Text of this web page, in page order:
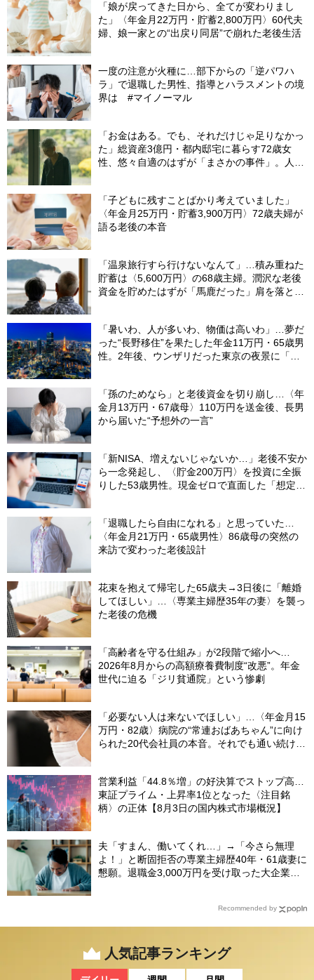
「娘が戻ってきた日から、全てが変わりまし
た」〈年金月22万円・貯蓄2,800万円〉60代夫
婦、娘一家との“出戻り同居”で崩れた老後生活
一度の注意が火種に…部下からの「逆パワハ
ラ」で退職した男性、指導とハラスメントの境
界は #マイノーマル
「お金はある。でも、それだけじゃ足りなかっ
た」総資産3億円・都内邸宅に暮らす72歳女
性、悠々自適のはずが「まさかの事件」。人目
「子どもに残すことばかり考えていました」
〈年金月25万円・貯蓄3,900万円〉72歳夫婦が
語る老後の本音
「温泉旅行すら行けないなんて」…積み重ねた
貯蓄は〈5,600万円〉の68歳主婦。潤沢な老後
資金を貯めたはずが「馬鹿だった」肩を落とす
「暑いわ、人が多いわ、物価は高いわ」…夢だ
った“長野移住”を果たした年金11万円・65歳男
性。2年後、ウンザリだった東京の夜景に「癒
「孫のためなら」と老後資金を切り崩し…〈年
金月13万円・67歳母〉110万円を送金後、長男
から届いた“予想外の一言”
「新NISA、増えないじゃないか…」老後不安か
ら一念発起し、〈貯金200万円〉を投資に全振
りした53歳男性。現金ゼロで直面した「想定外
「退職したら自由になれる」と思っていた…
〈年金月21万円・65歳男性〉86歳母の突然の
来訪で変わった老後設計
花束を抱えて帰宅した65歳夫→3日後に「離婚
してほしい」…〈専業主婦歴35年の妻〉を襲っ
た老後の危機
「高齢者を守る仕組み」が2段階で縮小へ…
2026年8月からの高額療養費制度“改悪”。年金
世代に迫る「ジリ貧通院」という惨劇
「必要ない人は来ないでほしい」…〈年金月15
万円・82歳〉病院の“常連おばあちゃん”に向け
られた20代会社員の本音。それでも通い続ける
営業利益「44.8％増」の好決算でストップ高…
東証プライム・上昇率1位となった〈注目銘
柄〉の正体【8月3日の国内株式市場概況】
夫「すまん、働いてくれ…」→「今さら無理
よ！」と断固拒否の専業主婦歴40年・61歳妻に
懇願。退職金3,000万円を受け取った大企業元
Recommended by
人気記事ランキング